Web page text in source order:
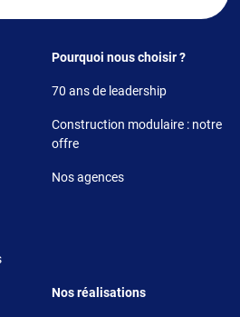
Footer 2
Pourquoi nous choisir ?
70 ans de leadership
Construction modulaire : notre
offre
Nos agences
Footer 4
Nos réalisations